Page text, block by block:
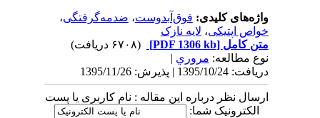
واژه‌های کلیدی:فوق‌آبدوست،ضدمه‌گرفتگی،
خواص اپتیکی،لایه نازک
متن کامل[PDF 1306 kb]
نوع مطالعه:مروري|
دریافت: 1395/10/24 | پذیرش: 1395/11/26
ارسال نظر درباره این مقاله : نام کاربری یا پست
الکترونیک شما: